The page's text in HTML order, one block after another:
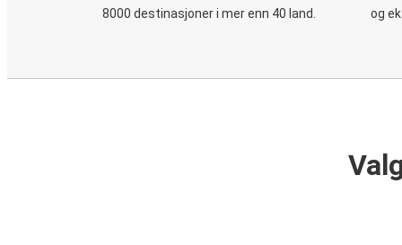
8000 destinasjoner i mer enn 40 land.
og